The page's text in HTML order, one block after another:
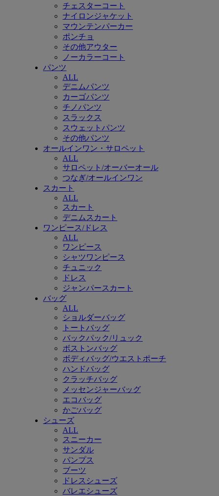
チェスターコート
ナイロンジャケット
マウンテンパーカー
ポンチョ
その他アウター
ノーカラーコート
パンツ
ALL
デニムパンツ
カーゴパンツ
チノパンツ
スラックス
スウェットパンツ
その他パンツ
オールインワン・サロペット
ALL
サロペット/オーバーオール
つなぎ/オールインワン
スカート
ALL
スカート
デニムスカート
ワンピース/ドレス
ALL
ワンピース
シャツワンピース
チュニック
ドレス
ジャンパースカート
バッグ
ALL
ショルダーバッグ
トートバッグ
バックパック/リュック
ボストンバッグ
ボディバッグ/ウエストポーチ
ハンドバッグ
クラッチバッグ
メッセンジャーバッグ
エコバッグ
かごバッグ
シューズ
ALL
スニーカー
サンダル
パンプス
ブーツ
ドレスシューズ
バレエシューズ